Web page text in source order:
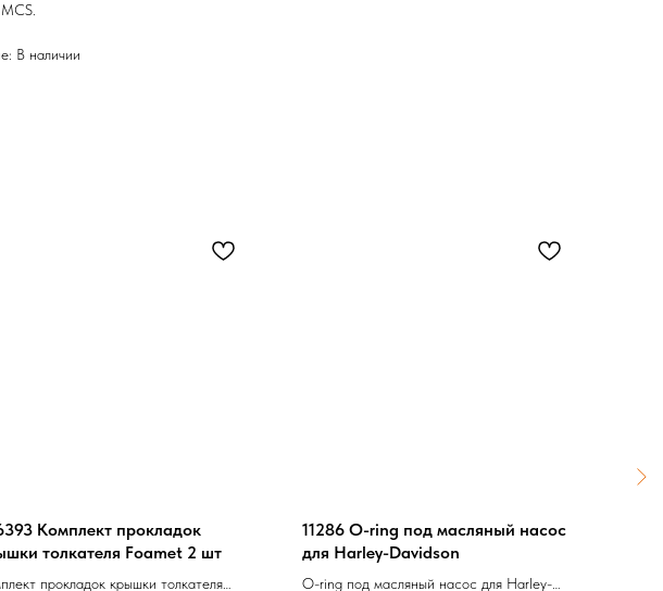
В наличии
Комплект прокладок
толкателя Foamet 2 шт
прокладок крышки толкателя
11286 O-ring под масляный насос
для Harley-Davidson
O-ring под масляный насос для Harley-